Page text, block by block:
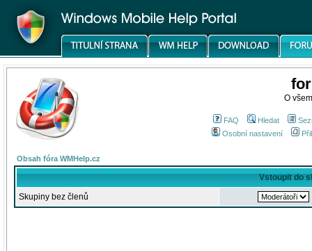
O
FAQ Hledat
Osobní nastavení
Obsah fóra WMHelp.cz
Vstoupit do
Skupiny bez členů